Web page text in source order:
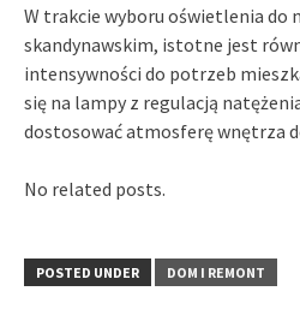
W trakcie wyboru oświetlenia do
skandynawskim, istotne jest
intensywności do potrzeb
się na lampy z regulacją
dostosować atmosferę wnętrza
No related posts.
POSTED UNDER DOM I REMONT